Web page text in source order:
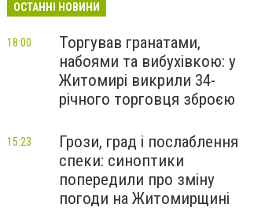
ОСТАННІ НОВИНИ
Торгував гранатами,
набоями та вибухівкою: у
Житомирі викрили 34-
річного торговця зброєю
18:00
Грози, град і послаблення
спеки: синоптики
попередили про зміну
погоди на Житомирщині
15:23